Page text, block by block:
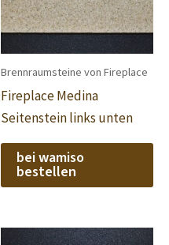
Brennraumsteine von Fireplace
Fireplace Medina
Seitenstein links unten
bei wamiso
bestellen